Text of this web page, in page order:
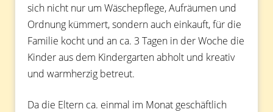
sich nicht nur um Wäschepflege, Aufräumen und
Ordnung kümmert, sondern auch einkauft, für die
Familie kocht und an ca. 3 Tagen in der Woche die
Kinder aus dem Kindergarten abholt und kreativ
und warmherzig betreut.
Da die Eltern ca. einmal im Monat geschäftlich